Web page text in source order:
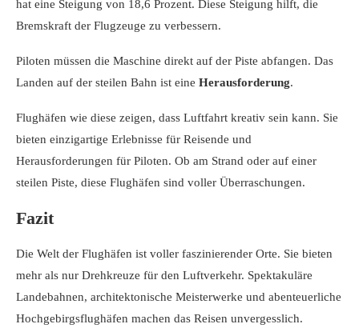
hat eine Steigung von 18,6 Prozent. Diese Steigung hilft, die
Bremskraft der Flugzeuge zu verbessern.
Piloten müssen die Maschine direkt auf der Piste abfangen. Das
Landen auf der steilen Bahn ist eine Herausforderung.
Flughäfen wie diese zeigen, dass Luftfahrt kreativ sein kann. Sie
bieten einzigartige Erlebnisse für Reisende und
Herausforderungen für Piloten. Ob am Strand oder auf einer
steilen Piste, diese Flughäfen sind voller Überraschungen.
Fazit
Die Welt der Flughäfen ist voller faszinierender Orte. Sie bieten
mehr als nur Drehkreuze für den Luftverkehr. Spektakuläre
Landebahnen, architektonische Meisterwerke und abenteuerliche
Hochgebirgsflughäfen machen das Reisen unvergesslich.